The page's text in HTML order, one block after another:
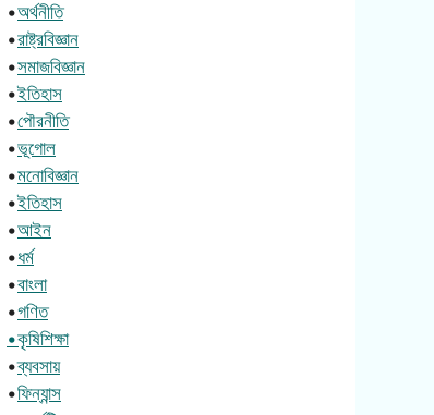
•অর্থনীতি
•রাষ্ট্রবিজ্ঞান
•সমাজবিজ্ঞান
•ইতিহাস
•পৌরনীতি
•ভূগোল
•মনোবিজ্ঞান
•ইতিহাস
•আইন
•ধর্ম
•বাংলা
•গণিত
•কৃষিশিক্ষা
•ব্যবসায়
•ফিন্যান্স